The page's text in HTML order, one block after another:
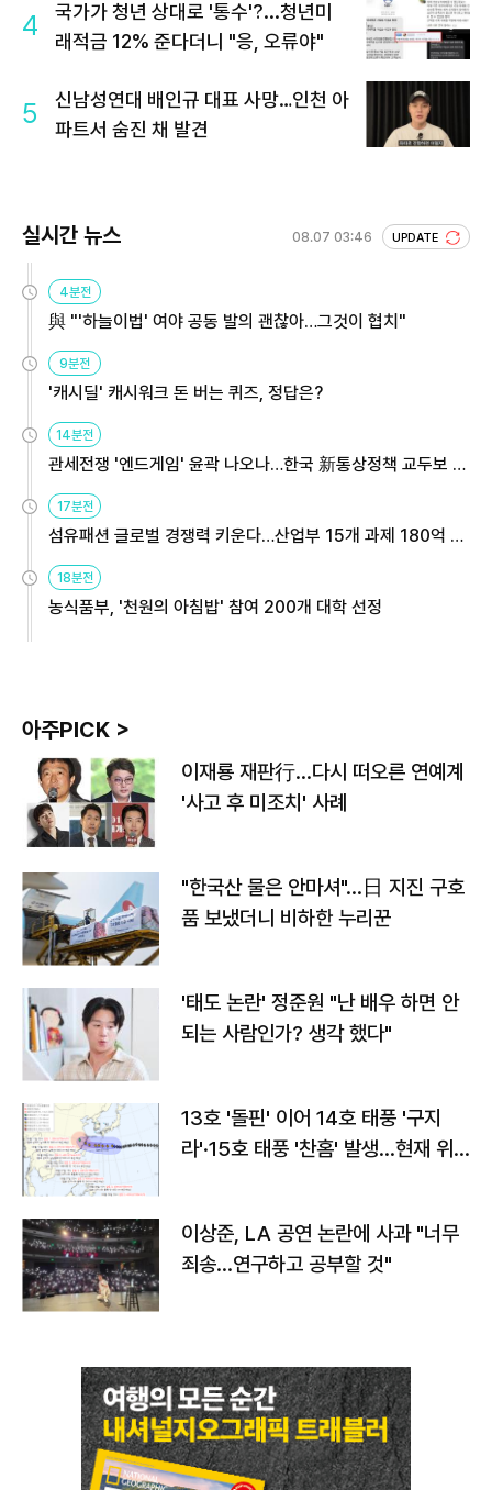
4
국가가 청년 상대로 '통수'?...청년미
래적금 12% 준다더니 "응, 오류야"
5
신남성연대 배인규 대표 사망…인천 아
파트서 숨진 채 발견
실시간 뉴스 08.07 03:46 UPDATE
4분전
與 "'하늘이법' 여야 공동 발의 괜찮아…그것이 협치"
9분전
'캐시딜' 캐시워크 돈 버는 퀴즈, 정답은?
14분전
관세전쟁 '엔드게임' 윤곽 나오나…한국 新통상정책 교두보 활
용해야
17분전
섬유패션 글로벌 경쟁력 키운다…산업부 15개 과제 180억 지
원
18분전
농식품부, '천원의 아침밥' 참여 200개 대학 선정
아주PICK >
이재룡 재판行…다시 떠오른 연예계
'사고 후 미조치' 사례
"한국산 물은 안마셔"…日 지진 구호
품 보냈더니 비하한 누리꾼
'태도 논란' 정준원 "난 배우 하면 안
되는 사람인가? 생각 했다"
13호 '돌핀' 이어 14호 태풍 '구지
라'·15호 태풍 '찬홈' 발생…현재 위
이상준, LA 공연 논란에 사과 "너무
죄송…연구하고 공부할 것"